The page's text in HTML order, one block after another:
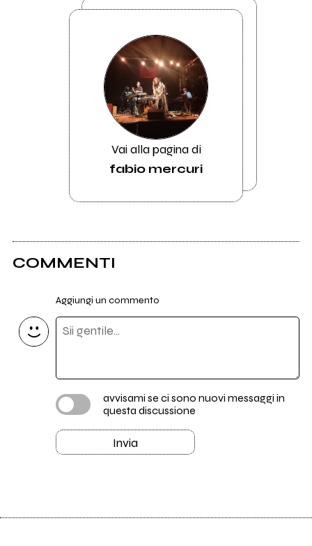
Vai alla pagina di
fabio mercuri
COMMENTI
Aggiungi un commento
avvisami se ci sono nuovi messaggi in
questa discussione
Invia